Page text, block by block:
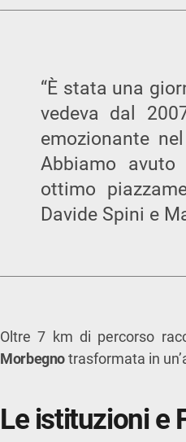
“È stata una
vedeva dal
emozionante
Abbiamo
ottimo
Davide Spini e
Oltre 7 km di percorso
Morbegnotrasformata in
Le istituzioni e